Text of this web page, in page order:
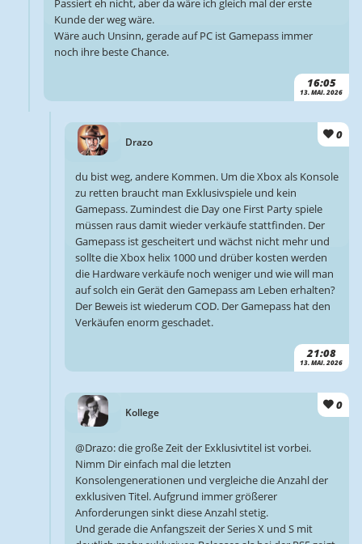
16:05
13. MAI. 2026
Passiert eh nicht, aber da wäre ich gleich mal der erste
Kunde der weg wäre.
Wäre auch Unsinn, gerade auf PC ist Gamepass immer
noch ihre beste Chance.
Drazo
0
21:08
13. MAI. 2026
du bist weg, andere Kommen. Um die Xbox als Konsole
zu retten braucht man Exklusivspiele und kein
Gamepass. Zumindest die Day one First Party spiele
müssen raus damit wieder verkäufe stattfinden. Der
Gamepass ist gescheitert und wächst nicht mehr und
sollte die Xbox helix 1000 und drüber kosten werden
die Hardware verkäufe noch weniger und wie will man
auf solch ein Gerät den Gamepass am Leben erhalten?
Der Beweis ist wiederum COD. Der Gamepass hat den
Verkäufen enorm geschadet.
Kollege
0
@Drazo: die große Zeit der Exklusivtitel ist vorbei.
Nimm Dir einfach mal die letzten
Konsolengenerationen und vergleiche die Anzahl der
exklusiven Titel. Aufgrund immer größerer
Anforderungen sinkt diese Anzahl stetig.
Und gerade die Anfangszeit der Series X und S mit